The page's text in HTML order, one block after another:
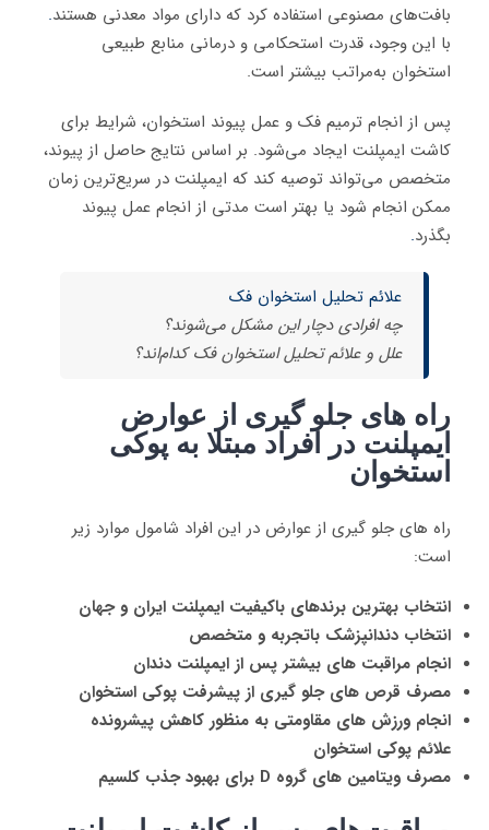
بافت‌های مصنوعی استفاده کرد که دارای مواد معدنی هستند.
با این وجود، قدرت استحکامی و درمانی منابع طبیعی
استخوان به‌مراتب بیشتر است.
پس از انجام ترمیم فک و عمل پیوند استخوان، شرایط برای
کاشت ایمپلنت ایجاد می‌شود. بر اساس نتایج حاصل از پیوند،
متخصص می‌تواند توصیه کند که ایمپلنت در سریع‌ترین زمان
ممکن انجام شود یا بهتر است مدتی از انجام عمل پیوند
بگذرد.
علائم تحلیل استخوان فک
چه افرادی دچار این مشکل می‌شوند؟
علل و علائم تحلیل استخوان فک کدام‌اند؟
راه های جلو گیری از عوارض
ایمپلنت در افراد مبتلا به پوکی
استخوان
راه های جلو گیری از عوارض در این افراد شامول موارد زیر
است:
انتخاب بهترین برندهای باکیفیت ایمپلنت ایران و جهان
انتخاب دندانپزشک باتجربه و متخصص
انجام مراقبت های بیشتر پس از ایمپلنت دندان
مصرف قرص های جلو گیری از پیشرفت پوکی استخوان
انجام ورزش های مقاومتی به منظور کاهش پیشرونده
علائم پوکی استخوان
مصرف ویتامین های گروه D برای بهبود جذب کلسیم